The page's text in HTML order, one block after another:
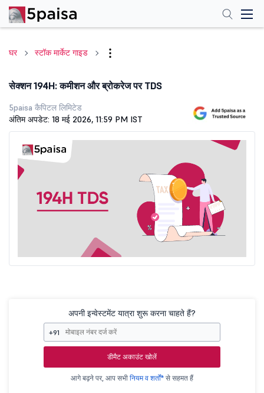
घर स्टॉक मार्केट गाइड
सेक्शन 194H: कमीशन और ब्रोकरेज पर TDS
5paisa कैपिटल लिमिटेड
अंतिम अपडेट: 18 मई 2026, 11:59 PM IST
अपनी इन्वेस्टमेंट यात्रा शुरू करना चाहते हैं?
+91
डीमैट अकाउंट खोलें
आगे बढ़ने पर, आप सभी नियम व शर्तों* से सहमत हैं